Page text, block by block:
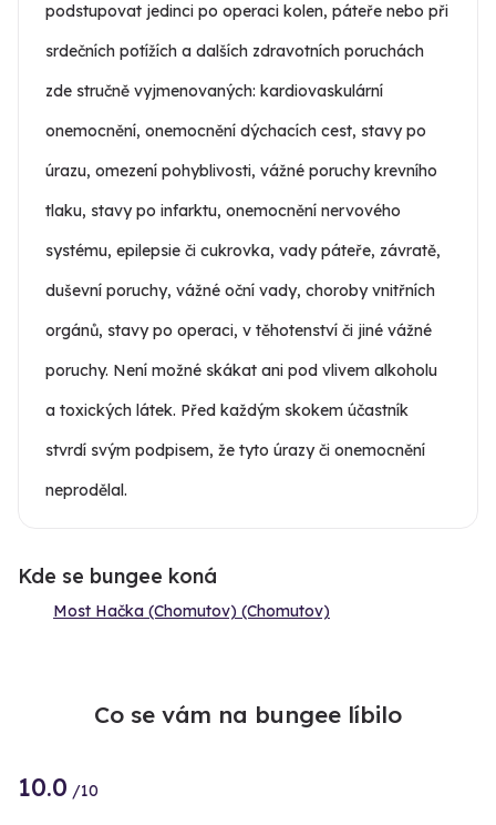
podstupovat jedinci po operaci kolen, páteře nebo při
srdečních potížích a dalších zdravotních poruchách
zde stručně vyjmenovaných: kardiovaskulární
onemocnění, onemocnění dýchacích cest, stavy po
úrazu, omezení pohyblivosti, vážné poruchy krevního
tlaku, stavy po infarktu, onemocnění nervového
systému, epilepsie či cukrovka, vady páteře, závratě,
duševní poruchy, vážné oční vady, choroby vnitřních
orgánů, stavy po operaci, v těhotenství či jiné vážné
poruchy. Není možné skákat ani pod vlivem alkoholu
a toxických látek. Před každým skokem účastník
stvrdí svým podpisem, že tyto úrazy či onemocnění
neprodělal.
Kde se bungee koná
Most Hačka (Chomutov) (Chomutov)
Co se vám na bungee líbilo
10.0 /10